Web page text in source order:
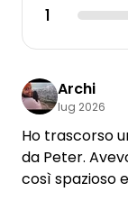
1
Archi
lug 2026
Ho trascorso
da Peter.
così spazioso